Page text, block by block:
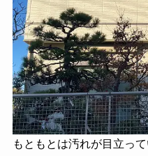
もともとは汚れが目立っ